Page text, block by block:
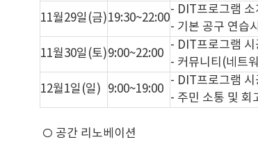
11월29일(금)19:30~22:00
- DIT프로그램
- 기본 공구 연습
11월30일(토)9:00~22:00
- DIT프로그램
- 커뮤니티(네트
12월1일(일) 9:00~19:00
- DIT프로그램
- 주민 소통 및 회
○ 공간 리노베이션